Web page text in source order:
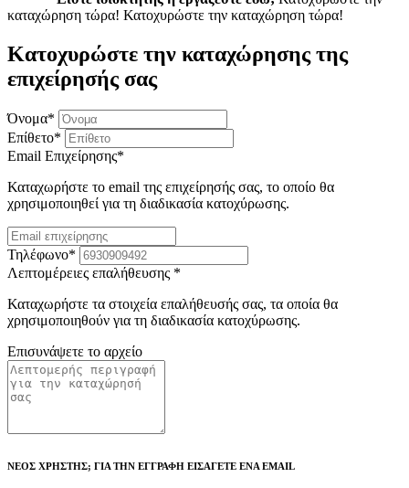
καταχώρηση τώρα! Κατοχυρώστε την καταχώρηση τώρα!
Κατοχυρώστε την καταχώρησης της
επιχείρησής σας
Όνομα*
Επίθετο*
Email Επιχείρησης*
Καταχωρήστε το email της επιχείρησής σας, το οποίο θα
χρησιμοποιηθεί για τη διαδικασία κατοχύρωσης.
Τηλέφωνο*
Λεπτομέρειες επαλήθευσης *
Καταχωρήστε τα στοιχεία επαλήθευσής σας, τα οποία θα
χρησιμοποιηθούν για τη διαδικασία κατοχύρωσης.
Επισυνάψετε το αρχείο
ΝΕΟΣ ΧΡΗΣΤΗΣ; ΓΙΑ ΤΗΝ ΕΓΓΡΑΦΗ ΕΙΣΑΓΕΤΕ ΕΝΑ EMAIL